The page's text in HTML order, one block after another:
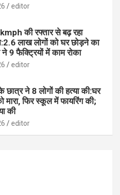
editor
की रफ्तार से बढ़ रहा
लाख लोगों को घर छोड़ने का
9 फैक्ट्रियों में काम रोका
editor
छात्र ने 8 लोगों की हत्या की:घर
मारा, फिर स्कूल में फायरिंग की;
की
editor